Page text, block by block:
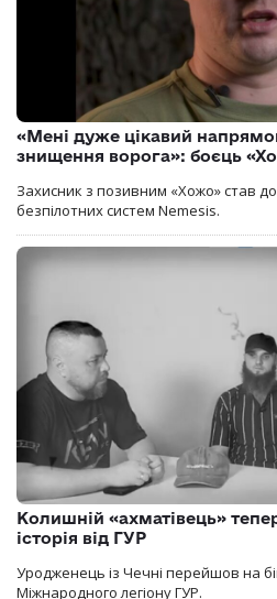
«Мені дуже цікавий
знищення ворога»: боєць
Захисник з позивним «Хожо» став до
безпілотних систем Nemesis.
Колишній «ахматівець»
історія від ГУР
Уродженець із Чечні перейшов на
Міжнародного легіону ГУР.